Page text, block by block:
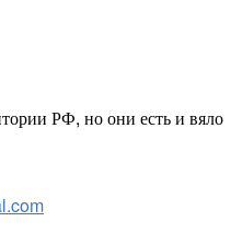
РФ, но они есть и вяло